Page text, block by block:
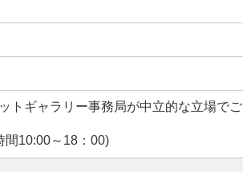
トギャラリー事務局が中立的な立場でご
10:00～18：00)